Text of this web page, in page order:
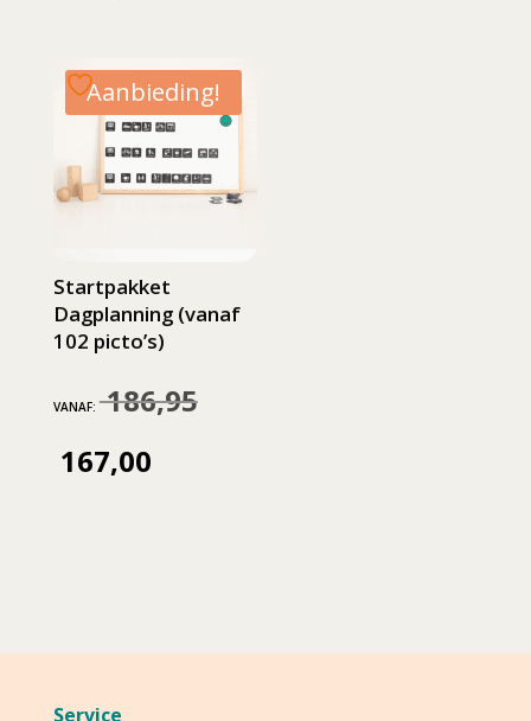
182,95.
is:
163,00.
Aanbieding!
Startpakket
Dagplanning (vanaf
102 picto’s)
VANAF: 186,95Oorspronkelijke
167,00Huidige
Service